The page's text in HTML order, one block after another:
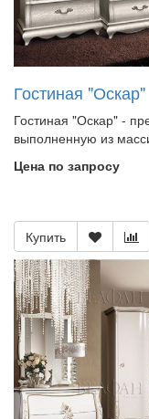
Гостиная "Оскар"
Гостиная "Оскар" -
выполненную из
Цена по запросу
Купить